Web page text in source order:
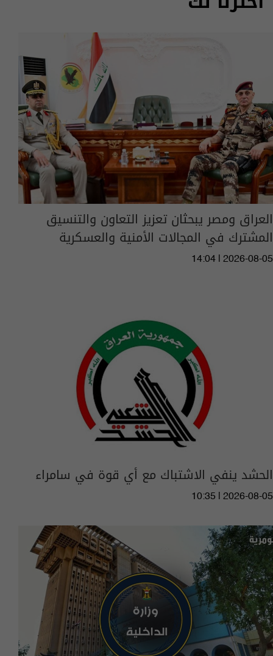
العراق ومصر يبحثان تعزيز التعاون والتنسيق
المشترك في المجالات الأمنية والعسكرية
14:04 | 2026-08-05
الحشد ينفي الاشتباك مع أي قوة في سامراء
10:35 | 2026-08-05